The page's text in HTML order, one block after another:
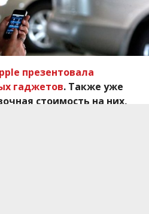
презентовала
гаджетов. Также уже
стоимость на них,